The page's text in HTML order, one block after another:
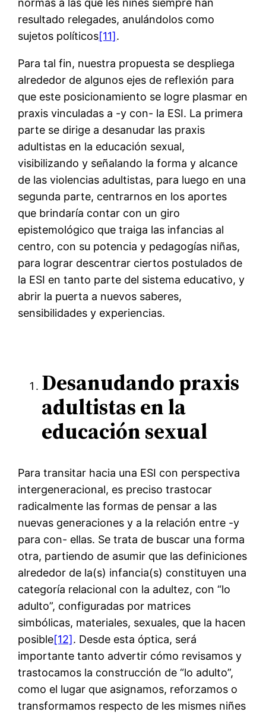
resultado relegades, anulándolos como
sujetos políticos[11].
Para tal fin, nuestra propuesta se despliega
alrededor de algunos ejes de reflexión para
que este posicionamiento se logre plasmar en
praxis vinculadas a -y con- la ESI. La primera
parte se dirige a desanudar las praxis
adultistas en la educación sexual,
visibilizando y señalando la forma y alcance
de las violencias adultistas, para luego en una
segunda parte, centrarnos en los aportes
que brindaría contar con un giro
epistemológico que traiga las infancias al
centro, con su potencia y pedagogías niñas,
para lograr descentrar ciertos postulados de
la ESI en tanto parte del sistema educativo, y
abrir la puerta a nuevos saberes,
sensibilidades y experiencias.
Desanudando praxis
adultistas en la
educación sexual
Para transitar hacia una ESI con perspectiva
intergeneracional, es preciso trastocar
radicalmente las formas de pensar a las
nuevas generaciones y a la relación entre -y
para con- ellas. Se trata de buscar una forma
otra, partiendo de asumir que las definiciones
alrededor de la(s) infancia(s) constituyen una
categoría relacional con la adultez, con “lo
adulto”, configuradas por matrices
simbólicas, materiales, sexuales, que la hacen
posible[12]. Desde esta óptica, será
importante tanto advertir cómo revisamos y
trastocamos la construcción de “lo adulto”,
como el lugar que asignamos, reforzamos o
transformamos respecto de les mismes niñes